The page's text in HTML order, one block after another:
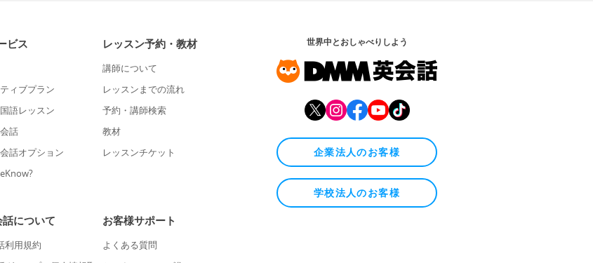
ビス
ィブプラン
語レッスン
話
話オプション
レッスン予約・教材
講師について
レッスンまでの流れ
予約・講師検索
教材
レッスンチケット
について
利用規約
お客様サポート
よくある質問
世界中とおしゃべりしよう
企業法人のお客様
学校法人のお客様